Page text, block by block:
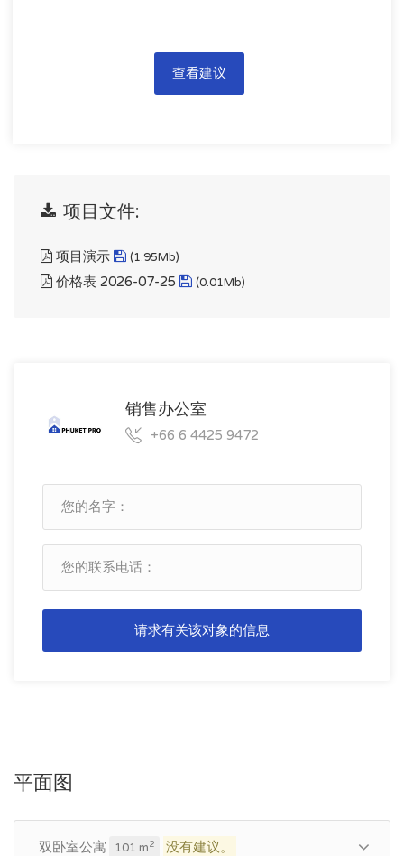
查看建议
项目文件:
项目演示 (1.95Mb)
价格表 2026-07-25 (0.01Mb)
销售办公室
+66 6 4425 9472
请求有关该对象的信息
平面图
双卧室公寓 101 m2 没有建议。